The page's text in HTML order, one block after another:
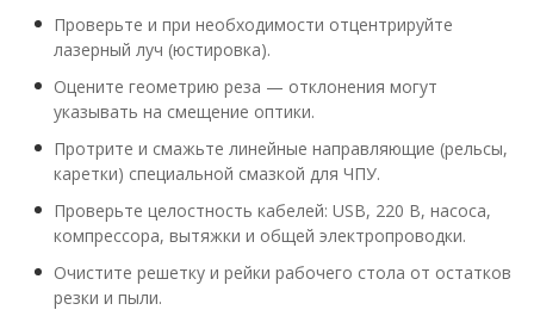
Проверьте и при необходимости отцентрируйте
лазерный луч (юстировка).
Оцените геометрию реза — отклонения могут
указывать на смещение оптики.
Протрите и смажьте линейные направляющие (рельсы,
каретки) специальной смазкой для ЧПУ.
Проверьте целостность кабелей: USB, 220 В, насоса,
компрессора, вытяжки и общей электропроводки.
Очистите решетку и рейки рабочего стола от остатков
резки и пыли.